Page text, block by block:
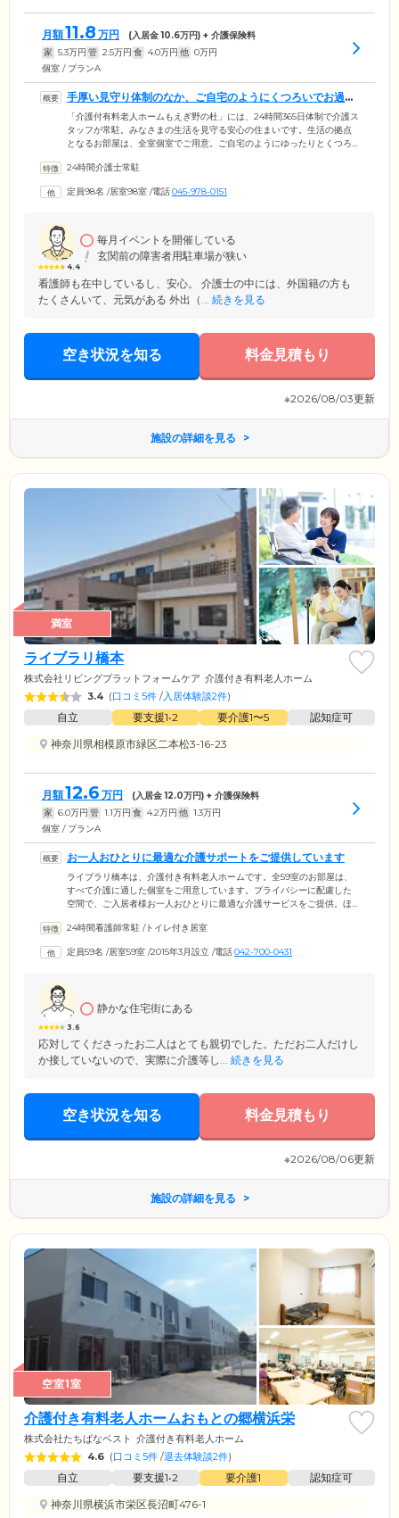
月額11.8 万円 (入居金10.6万円) + 介護保険料
家 5.3万円 管 2.5万円 食 4.0万円 他 0万円
個室 / プランA
手厚い見守り体制のなか、ご自宅のようにくつろいでお過ご
しください
「介護付有料老人ホームもえぎ野の杜」には、24時間365日体制で介護ス
タッフが常駐。みなさまの生活を見守る安心の住まいです。生活の拠点
となるお部屋は、全室個室でご用意。ご自宅のようにゆったりとくつろ
提供。ご入居者様同士のおしゃべりを楽しみながら、和やかなひととき
特殊浴槽もご用意。スタッフの介助のもと、快適に清潔を保っていただ
果的です。
24時間介護士常駐
定員98名 /居室98室 /電話045-978-0151
4.4
毎月イベントを開催している
玄関前の障害者用駐車場が狭い
看護師も在中しているし、安心。 介護士の中には、外国籍の方も
たくさんいて、元気がある 外出（... 続きを見る
空き状況を知る 料金見積もり
※2026/08/03更新
施設の詳細を見る
満室
ライブラリ橋本
株式会社リビングプラットフォームケア 介護付き有料老人ホーム
3.4 (口コミ5件 /入居体験談2件)
自立 要支援1•2 要介護1〜5
認知症可
神奈川県相模原市緑区二本松3-16-23
月額12.6 万円 (入居金12.0万円) + 介護保険料
家 6.0万円 管 1.1万円 食 4.2万円 他 1.3万円
個室 / プランA
お一人おひとりに最適な介護サポートをご提供しています
ライブラリ橋本は、介護付き有料老人ホームです。全59室のお部屋は、
すべて介護に適した個室をご用意しています。プライバシーに配慮した
空間で、ご入居者様お一人おひとりに最適な介護サービスをご提供。ほ
た、共用スペースとして、各フロアに開放的なダイニングルームを設
や歩行練習などを行っていただけます。ゆっくり足をのばしてご入浴し
24時間看護師常駐 /トイレ付き居室
定員59名 /居室59室 /2015年3月設立 /電話042-700-0431
3.6
静かな住宅街にある
応対してくださったお二人はとても親切でした。ただお二人だけし
か接していないので、実際に介護等し... 続きを見る
空き状況を知る 料金見積もり
※2026/08/06更新
施設の詳細を見る
空室1室
介護付き有料老人ホームおもとの郷横浜栄
株式会社たちばなベスト 介護付き有料老人ホーム
4.6 (口コミ5件 /退去体験談2件)
自立 要支援1•2 要介護1
認知症可
神奈川県横浜市栄区長沼町476-1